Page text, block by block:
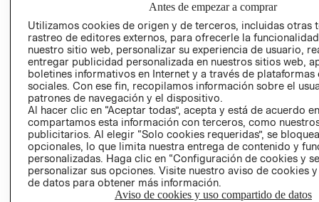
PRENSA
RELACIÓN CON
INVERSIONISTAS
POLÍTICA
EMPRESARIAL
- RETIRO EN
TIENDA
TÉRMINOS Y
CONDICIONES
PRIVACIDAD
GIFT CARD
AVISO DE
COOKIES
Antes de empezar a comprar
Utilizamos cookies de origen y de terceros, incluidas otras
rastreo de editores externos, para ofrecerle la
nuestro sitio web, personalizar su experiencia de usuario,
entregar publicidad personalizada en nuestros sitios web,
boletines informativos en Internet y a través de plataformas
sociales. Con ese fin, recopilamos información sobre el
patrones de navegación y el dispositivo.
Al hacer clic en “Aceptar todas”, acepta y está de acuerdo
compartamos esta información con terceros, como
publicitarios. Al elegir “Solo cookies requeridas”, se
opcionales, lo que limita nuestra entrega de contenido y
personalizadas. Haga clic en “Configuración de cookies y
personalizar sus opciones. Visite nuestro aviso de cookies
de datos para obtener más información.
Aviso de cookies y uso compartido de datos